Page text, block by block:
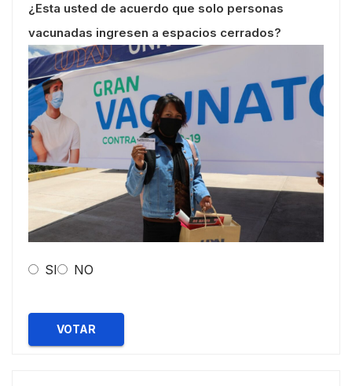
¿Esta usted de acuerdo que solo personas
vacunadas ingresen a espacios cerrados?
SI NO
VOTAR